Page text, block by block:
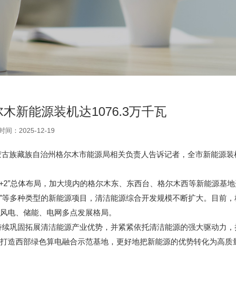
新能源装机达1076.3万千瓦
间：2025-12-19
族藏族自治州格尔木市能源局相关负责人告诉记者，全市新能源
总体布局，加大境内的格尔木东、东西台、格尔木西等新能源基
多种类型的新能源项目，清洁能源综合开发规模不断扩大。目前
电、储能、电网多点发展格局。
巩固拓展清洁能源产业优势，并紧紧依托清洁能源的强大驱动力
造西部绿色算电融合示范基地，更好地把新能源的优势转化为高质